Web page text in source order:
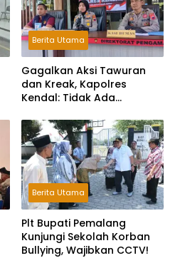
Berita Utama
Gagalkan Aksi Tawuran
dan Kreak, Kapolres
Kendal: Tidak Ada
Pelaku Kejahatan Jalanan
Berita Utama
Plt Bupati Pemalang
Kunjungi Sekolah Korban
Bullying, Wajibkan CCTV!